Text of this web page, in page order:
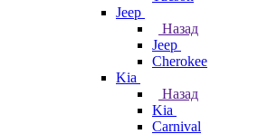
Jeep
Назад
Jeep
Cherokee
Kia
Назад
Kia
Carnival